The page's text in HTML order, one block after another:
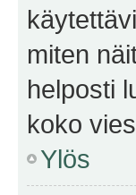
miten
helposti
koko
Ylös